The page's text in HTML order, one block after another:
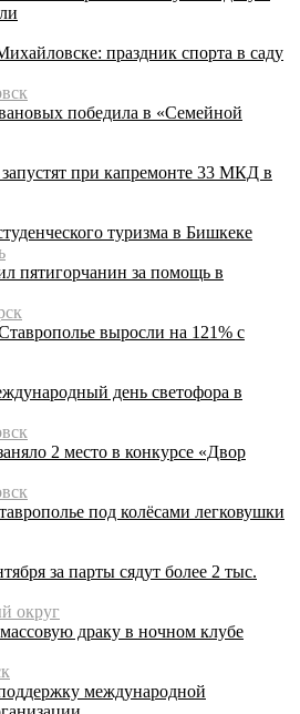
праздник спорта в саду
победила в «Семейной
при капремонте 33 МКД в
туризма в Бишкеке
пятигорчанин за помощь в
выросли на 121% с
день светофора в
2 место в конкурсе «Двор
под колёсами легковушки
за парты сядут более 2 тыс.
округ
драку в ночном клубе
международной